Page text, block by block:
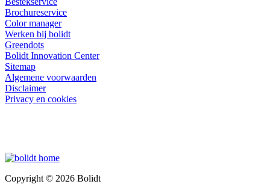
Brochureservice
Color manager
Werken bij bolidt
Greendots
Bolidt Innovation Center
Sitemap
Algemene voorwaarden
Disclaimer
Privacy en cookies
Copyright © 2026 Bolidt